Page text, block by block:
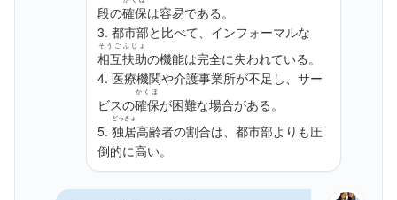
段の確保は容易である。
3. 都市部と比べて、インフォーマルな
相互
そうご
扶助
ふじょ
の機能は完全に失われている。
4. 医療機関や介護事業所が不足し、サー
ビスの確保
かくほ
が困難な場合がある。
5. 独居
どっきょ
高齢者の割合は、都市部よりも圧
倒的に高い。